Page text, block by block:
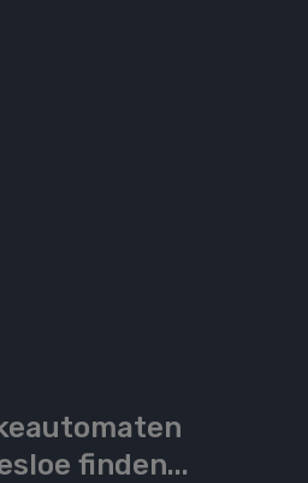
finden...